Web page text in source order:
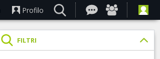
Profilo
FILTRI